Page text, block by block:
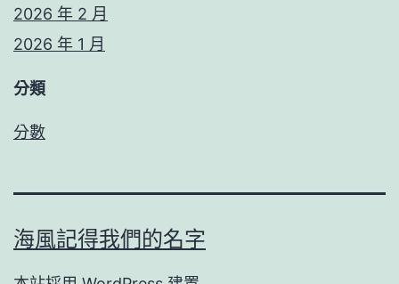
2026 年 2 月
2026 年 1 月
分類
分數
海風記得我們的名字